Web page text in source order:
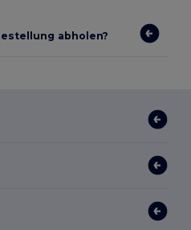
abholen?